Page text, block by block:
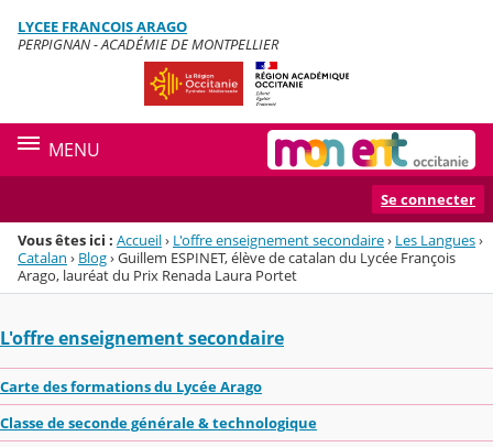
Menu de la rubrique
Contenu
LYCEE FRANCOIS ARAGO
PERPIGNAN - ACADÉMIE DE MONTPELLIER
MENU
Se connecter
Vous êtes ici : Accueil› L'offre enseignement secondaire› Les Langues›
Catalan › Blog›Guillem ESPINET, élève de catalan du Lycée François
Arago, lauréat du Prix Renada Laura Portet
L'offre enseignement secondaire
Carte des formations du Lycée Arago
Classe de seconde générale & technologique